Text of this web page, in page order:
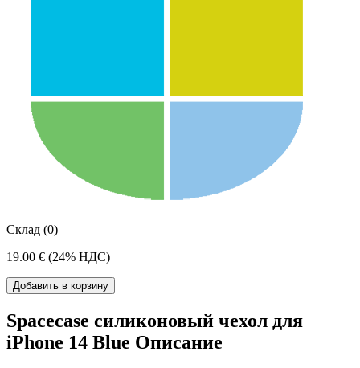
Склад (0)
19.00 € (24% НДС)
Добавить в корзину
Spacecase силиконовый чехол для
iPhone 14 Blue Описание